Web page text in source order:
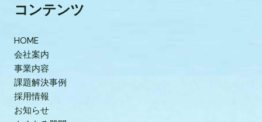
コンテンツ
HOME
会社案内
事業内容
課題解決事例
採用情報
お知らせ